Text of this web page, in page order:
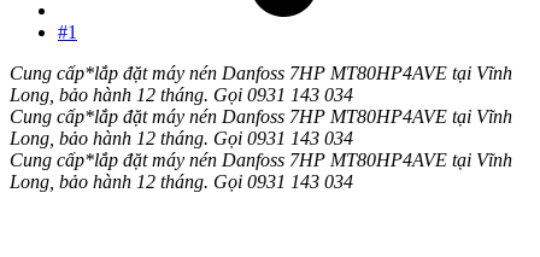
#1
Cung cấp*lắp đặt máy nén Danfoss 7HP MT80HP4AVE tại Vĩnh
Long, bảo hành 12 tháng. Gọi 0931 143 034
Cung cấp*lắp đặt máy nén Danfoss 7HP MT80HP4AVE tại Vĩnh
Long, bảo hành 12 tháng. Gọi 0931 143 034
Cung cấp*lắp đặt máy nén Danfoss 7HP MT80HP4AVE tại Vĩnh
Long, bảo hành 12 tháng. Gọi 0931 143 034